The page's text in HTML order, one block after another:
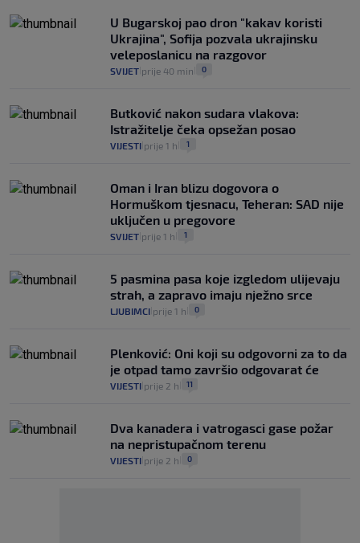
U Bugarskoj pao dron "kakav koristi
Ukrajina", Sofija pozvala ukrajinsku
veleposlanicu na razgovor
SVIJET prije 40 min 0
Butković nakon sudara vlakova:
Istražitelje čeka opsežan posao
VIJESTI prije 1 h 1
Oman i Iran blizu dogovora o
Hormuškom tjesnacu, Teheran: SAD nije
uključen u pregovore
SVIJET prije 1 h 1
5 pasmina pasa koje izgledom ulijevaju
strah, a zapravo imaju nježno srce
LJUBIMCI prije 1 h 0
Plenković: Oni koji su odgovorni za to da
je otpad tamo završio odgovarat će
VIJESTI prije 2 h 11
Dva kanadera i vatrogasci gase požar
na nepristupačnom terenu
VIJESTI prije 2 h 0